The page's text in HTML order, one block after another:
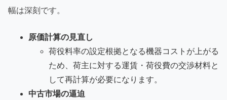
幅は深刻です。
原価計算の見直し
荷役料率の設定根拠となる機器コストが上がる
ため、荷主に対する運賃・荷役費の交渉材料と
して再計算が必要になります。
中古市場の逼迫